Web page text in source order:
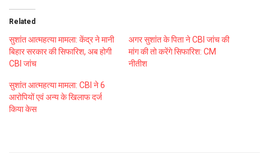
Related
सुशांत आत्महत्या मामला: केंद्र ने मानी
बिहार सरकार की सिफारिश, अब होगी
CBI जांच
अगर सुशांत के पिता ने CBI जांच की
मांग की तो करेंगे सिफारिश: CM
नीतीश
सुशांत आत्महत्या मामला: CBI ने 6
आरोपियों एवं अन्‍य के खिलाफ दर्ज
किया केस